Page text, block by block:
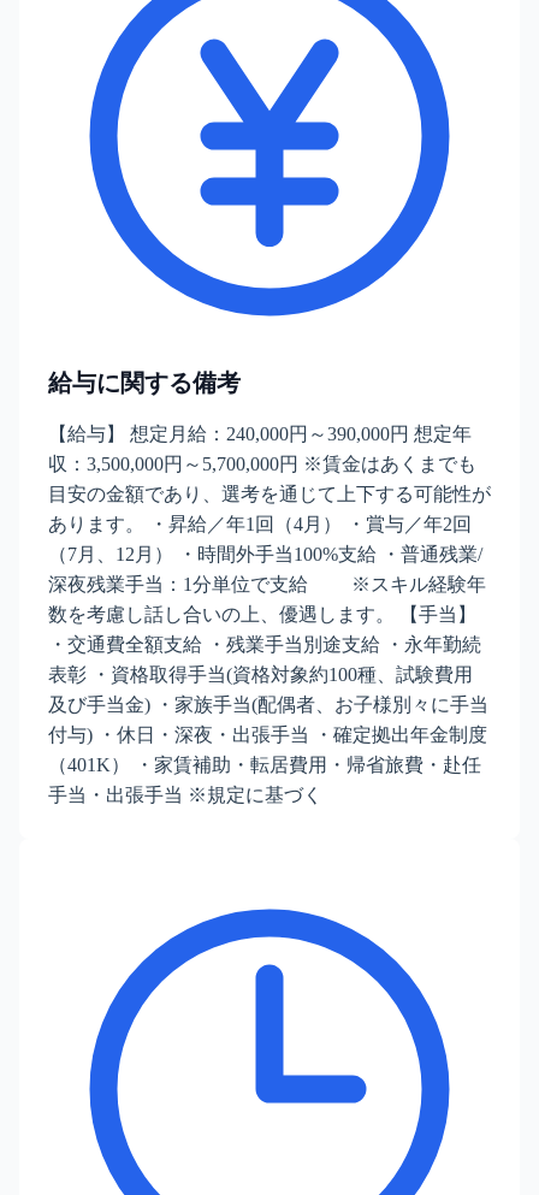
給与に関する備考
【給与】 想定月給：240,000円～390,000円 想定年
収：3,500,000円～5,700,000円 ※賃金はあくまでも
目安の金額であり、選考を通じて上下する可能性が
あります。 ・昇給／年1回（4月） ・賞与／年2回
（7月、12月） ・時間外手当100%支給 ・普通残業/
深夜残業手当：1分単位で支給 ※スキル経験年
数を考慮し話し合いの上、優遇します。 【手当】
・交通費全額支給 ・残業手当別途支給 ・永年勤続
表彰 ・資格取得手当(資格対象約100種、試験費用
及び手当金) ・家族手当(配偶者、お子様別々に手当
付与) ・休日・深夜・出張手当 ・確定拠出年金制度
（401K） ・家賃補助・転居費用・帰省旅費・赴任
手当・出張手当 ※規定に基づく